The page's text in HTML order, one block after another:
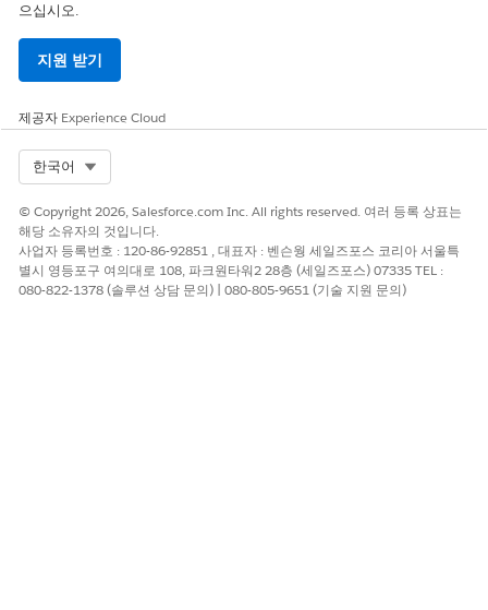
으십시오.
지원 받기
제공자 Experience Cloud
한국어
© Copyright 2026, Salesforce.com Inc. All rights reserved. 여러 등록 상표는
해당 소유자의 것입니다.
사업자 등록번호 : 120-86-92851 , 대표자 : 벤슨웡 세일즈포스 코리아 서울특
별시 영등포구 여의대로 108, 파크원타워2 28층 (세일즈포스) 07335 TEL :
080-822-1378 (솔루션 상담 문의) | 080-805-9651 (기술 지원 문의)